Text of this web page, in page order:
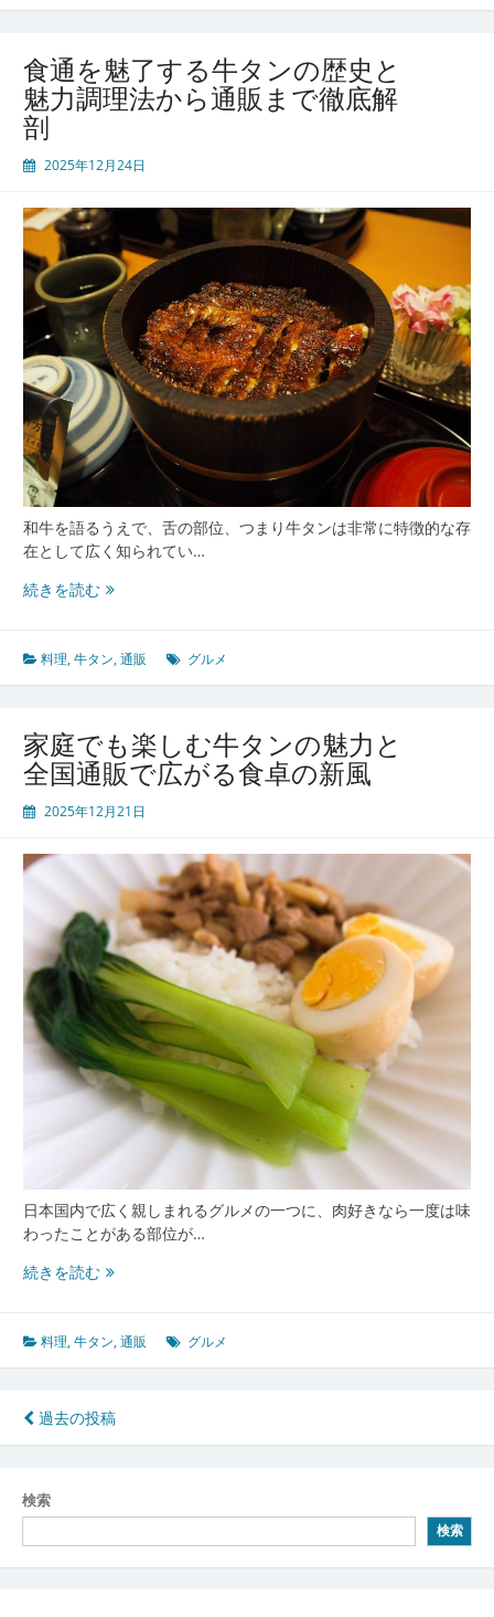
味
地
元
ん
東
北
の
旬
食
材
が
織
り
な
す
究
の
食
文
化
食通を魅了する牛タンの歴史と
魅力調理法から通販まで徹底解
剖
2025年12月24日
和牛を語るうえで、舌の部位、つまり牛タンは非常に特徴的な存
在として広く知られてい…
続きを読む食
魅
了
牛
タ
の
史
魅
力
調
理
か
ら
通
販
ま
徹
底
解
剖
料理,牛タン,通販 グルメ
家庭でも楽しむ牛タンの魅力と
全国通販で広がる食卓の新風
2025年12月21日
日本国内で広く親しまれるグルメの一つに、肉好きなら一度は味
わったことがある部位が…
続きを読む家
も
楽
む
牛
力
と
料理,牛タン,通販 グルメ
投
稿
ナ
ビ
ゲ
過去の投稿
検索
検索